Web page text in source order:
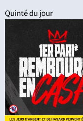
Quinté du jour